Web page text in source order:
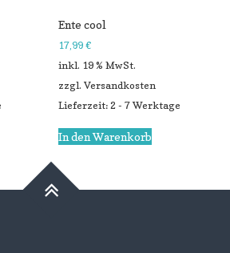
Ente cool
17,99 €
inkl. 19 % MwSt.
zzgl. Versandkosten
Lieferzeit: 2 - 7 Werktage
In den Warenkorb